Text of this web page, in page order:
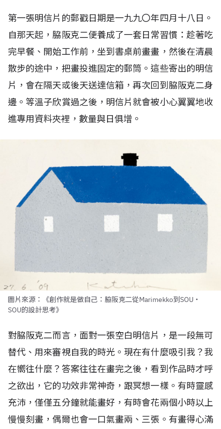
第一張明信片的郵戳日期是一九九〇年四月十八日。
自那天起，脇阪克二便養成了一套日常習慣：趁著吃
完早餐、開始工作前，坐到書桌前畫畫，然後在清晨
散步的途中，把畫投進固定的郵筒。這些寄出的明信
片，會在隔天或後天送達信箱，再次回到脇阪克二身
邊。等溫子欣賞過之後，明信片就會被小心翼翼地收
進專用資料夾裡，數量與日俱增。
圖片來源：《創作就是做自己：脇阪克二從Marimekko到SOU・
SOU的設計思考》
對脇阪克二而言，面對一張空白明信片，是一段無可
替代、用來審視自我的時光。現在有什麼吸引我？我
在嚮往什麼？答案往往在畫完之後，看到作品時才呼
之欲出，它的功效非常神奇，跟冥想一樣。有時靈感
充沛，僅僅五分鐘就能畫好，有時會花兩個小時以上
慢慢刻畫，偶爾也會一口氣畫兩、三張。有畫得心滿